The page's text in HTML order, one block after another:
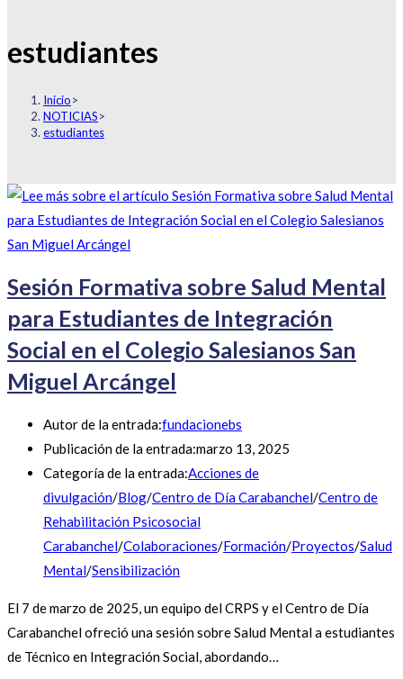
estudiantes
Inicio>
NOTICIAS>
estudiantes
Sesión Formativa sobre Salud Mental
para Estudiantes de Integración
Social en el Colegio Salesianos San
Miguel Arcángel
Autor de la entrada:fundacionebs
Publicación de la entrada:marzo 13, 2025
Categoría de la entrada:Acciones de
divulgación/Blog/Centro de Día Carabanchel/Centro de
Rehabilitación Psicosocial
Carabanchel/Colaboraciones/Formación/Proyectos/Salud
Mental/Sensibilización
El 7 de marzo de 2025, un equipo del CRPS y el Centro de Día
Carabanchel ofreció una sesión sobre Salud Mental a estudiantes
de Técnico en Integración Social, abordando…